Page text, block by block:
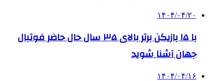
۱۴۰۴/۰۴/۲۰
با ۱۵ بازیکن برتر بالای ۳۵ سال حال حاضر فوتبال
جهان آشنا شوید
۱۴۰۴/۰۴/۱۶